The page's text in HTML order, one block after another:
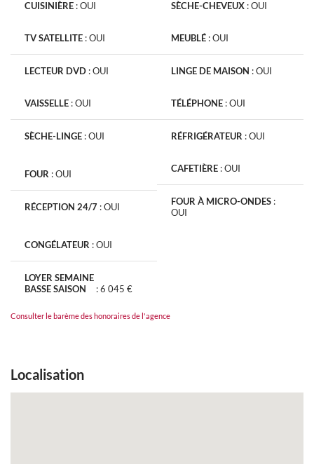
CUISINIÈRE :OUI SÈCHE-CHEVEUX :OUI
TV SATELLITE :OUI
LECTEUR DVD :OUI
MEUBLÉ :OUI
LINGE DE MAISON :OUI
VAISSELLE :OUI
SÈCHE-LINGE :OUI
TÉLÉPHONE :OUI
RÉFRIGÉRATEUR :OUI
FOUR :OUI
RÉCEPTION 24/7 :OUI
CAFETIÈRE :OUI
FOUR À MICRO-ONDES :
OUI
CONGÉLATEUR :OUI
LOYER SEMAINE
BASSE SAISON
:6 045 €
Consulter le barème des honoraires de l'agence
Localisation